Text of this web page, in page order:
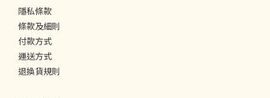
隱私條款
條款及細則
付款方式
運送方式
退換貨規則